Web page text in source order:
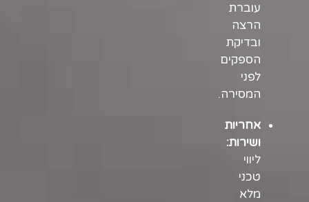
עוברת
הרצה
ובדיקת
הספקים
לפני
המסירה.
אחריות
ושירות:
ליווי
טכני
מלא